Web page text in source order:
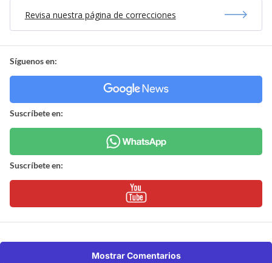
Revisa nuestra página de correcciones
Síguenos en:
Suscríbete en:
Suscríbete en:
Mostrar Comentarios